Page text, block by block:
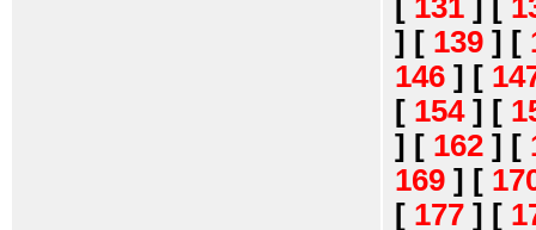
[ 131 ] [
] [ 139 ] [
146 ] [
[ 154] [
] [ 162 ] [
169 ] [
[ 177 ] [